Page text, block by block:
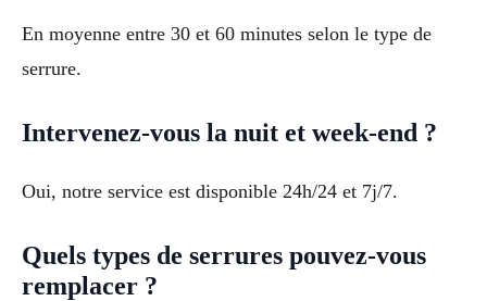
En moyenne entre 30 et 60 minutes selon le type de
serrure.
Intervenez-vous la nuit et week-end ?
Oui, notre service est disponible 24h/24 et 7j/7.
Quels types de serrures pouvez-vous
remplacer ?